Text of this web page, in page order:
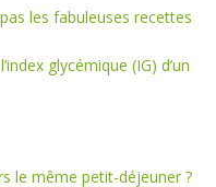
les fabuleuses recettes
glycémique (IG) d’un
le même petit-déjeuner ?